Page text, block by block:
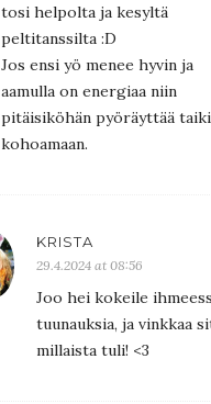
tosi helpolta ja kesyltä
peltitanssilta :D
Jos ensi yö menee hyvin ja
aamulla on energiaa niin
pitäisiköhän pyöräyttää
kohoamaan.
KRISTA
29.4.2024 at 08:56
Joo hei kokeile
tuunauksia, ja vinkkaa
millaista tuli! <3